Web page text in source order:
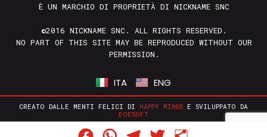
È UN MARCHIO DI PROPRIETÀ DI NICKNAME SNC
©2016 NICKNAME SNC. ALL RIGHTS RESERVED.
NO PART OF THIS SITE MAY BE REPRODUCED WITHOUT OUR
PERMISSION.
ITA ENG
CREATO DALLE MENTI FELICI DI HAPPY MINDS E SVILUPPATO DA
EOESOFT
FacebookWhatsAppTelegram
Twitter